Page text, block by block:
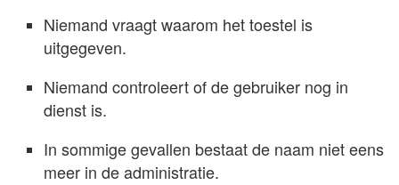
Niemand vraagt waarom het toestel is
uitgegeven.
Niemand controleert of de gebruiker nog in
dienst is.
In sommige gevallen bestaat de naam niet eens
meer in de administratie.